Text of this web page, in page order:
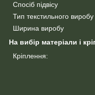
Спосіб підвісу
Тип текстильного виробу
Ширина виробу
На вибір матеріали і
Кріплення: